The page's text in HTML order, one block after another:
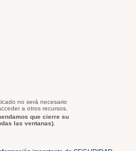
no será necesario
a otros recursos.
que cierre su
las ventanas).